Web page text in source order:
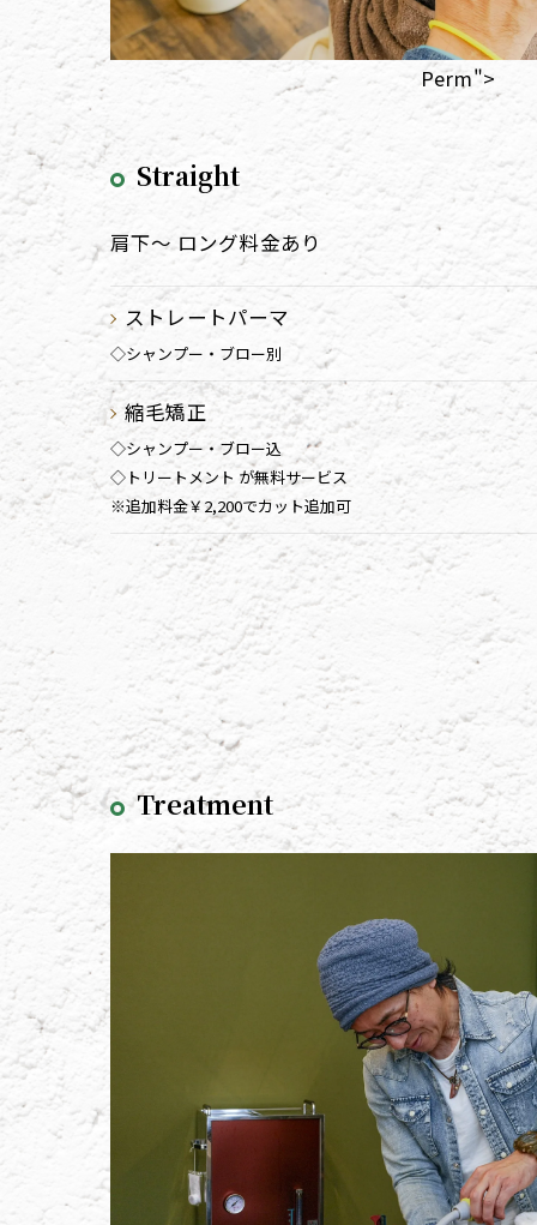
Perm">
Straight
肩下～ ロング料金あり
ストレートパーマ
◇シャンプー・ブロー別
縮毛矯正
◇シャンプー・ブロー込
◇トリートメント が無料サービス
※追加料金￥2,200でカット追加可
Treatment